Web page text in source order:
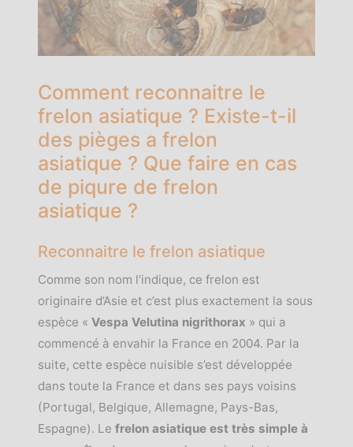
Comment reconnaitre le
frelon asiatique ? Existe-t-il
des pièges a frelon
asiatique ? Que faire en cas
de piqure de frelon
asiatique ?
Reconnaitre le frelon asiatique
Comme son nom l’indique, ce frelon est
originaire d’Asie et c’est plus exactement la sous
espèce « Vespa Velutina nigrithorax » qui a
commencé à envahir la France en 2004. Par la
suite, cette espèce nuisible s’est développée
dans toute la France et dans ses pays voisins
(Portugal, Belgique, Allemagne, Pays-Bas,
Espagne). Le frelon asiatique est très simple à